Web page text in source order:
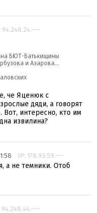
94.248.24.---
БЮТ-Батькищины
и Азарова...
че Яценюк с
дяди, а говорят
Вот, интересно, кто им
извилина?
IP: 178.93.59.---
а не темники. Отоб
94.248.44.---